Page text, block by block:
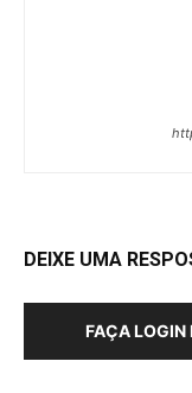
DEIXE UMA
FAÇA LOGIN